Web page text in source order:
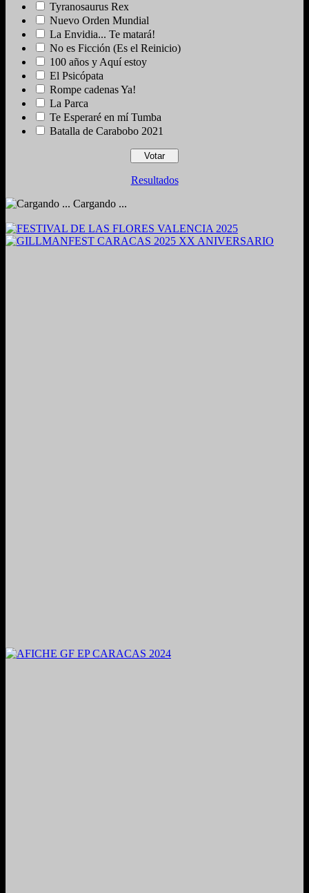
Tyranosaurus Rex
Nuevo Orden Mundial
La Envidia... Te matará!
No es Ficción (Es el Reinicio)
100 años y Aquí estoy
El Psicópata
Rompe cadenas Ya!
La Parca
Te Esperaré en mí Tumba
Batalla de Carabobo 2021
Resultados
Cargando ...